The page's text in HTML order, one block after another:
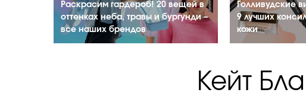
Раскрасим гардероб! 20 вещей в
оттенках неба, травы и бургунди –
все наших брендов
Голливудские
9 лучших
кожи
Кейт